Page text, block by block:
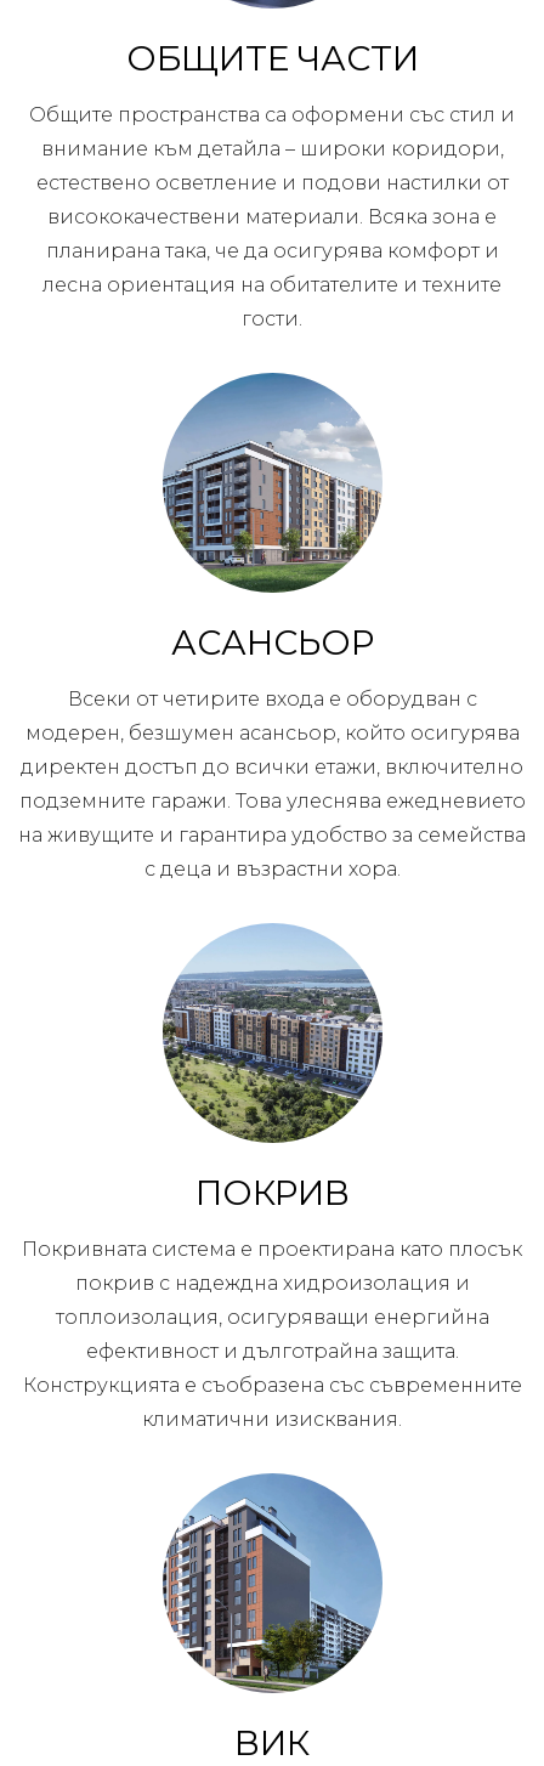
ОБЩИТЕ ЧАСТИ
Общите пространства са оформени със стил и
внимание към детайла – широки коридори,
естествено осветление и подови настилки от
висококачествени материали. Всяка зона е
планирана така, че да осигурява комфорт и
лесна ориентация на обитателите и техните
гости.
АСАНСЬОР
Всеки от четирите входа е оборудван с
модерен, безшумен асансьор, който осигурява
директен достъп до всички етажи, включително
подземните гаражи. Това улеснява ежедневието
на живущите и гарантира удобство за семейства
с деца и възрастни хора.
ПОКРИВ
Покривната система е проектирана като плосък
покрив с надеждна хидроизолация и
топлоизолация, осигуряващи енергийна
ефективност и дълготрайна защита.
Конструкцията е съобразена със съвременните
климатични изисквания.
ВИК